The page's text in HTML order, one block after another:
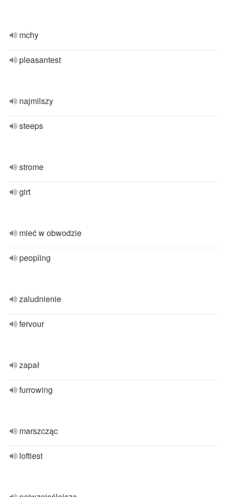
mchy
pleasantest
najmilszy
steeps
strome
girt
mieć w obwodzie
peopling
zaludnienie
fervour
zapał
furrowing
marszcząc
loftiest